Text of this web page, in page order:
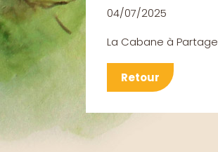
04/07/2025
La Cabane à Partage
Retour